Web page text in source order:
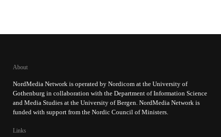
About
NordMedia Network is operated by Nordicom at the University of
Gothenburg in collaboration with the Department of Information Science
and Media Studies at the University of Bergen. NordMedia Network is
funded with support from the Nordic Council of Ministers.
Links